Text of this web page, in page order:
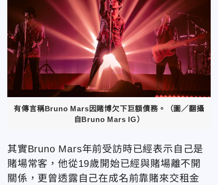
有傳言稱Bruno Mars因賭博欠下巨額債務。（圖／翻攝
自Bruno Mars IG）
其實Bruno Mars年前受訪時已經表示自己是
賭場常客，他從19歲開始已經與賭場離不開
關係，更曾透露自己在成名前靠賭來交租金